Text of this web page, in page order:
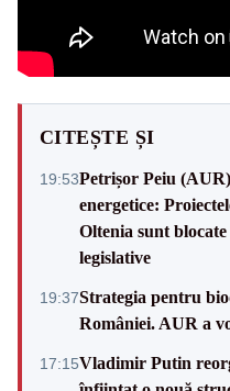
CITEȘTE ȘI
19:53Petrișor Peiu
energetice:
Oltenia sunt
legislative
19:37Strategia pentru
României. AUR a
17:15Vladimir Putin